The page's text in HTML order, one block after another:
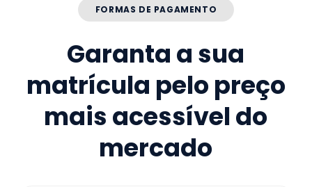
FORMAS DE PAGAMENTO
Garanta a sua
matrícula pelo preço
mais acessível do
mercado